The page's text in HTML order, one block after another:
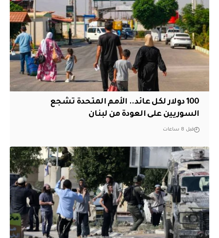
100 دولار لكل عائد.. الأمم المتحدة تشجع
السوريين على العودة من لبنان
قبل 8 ساعات